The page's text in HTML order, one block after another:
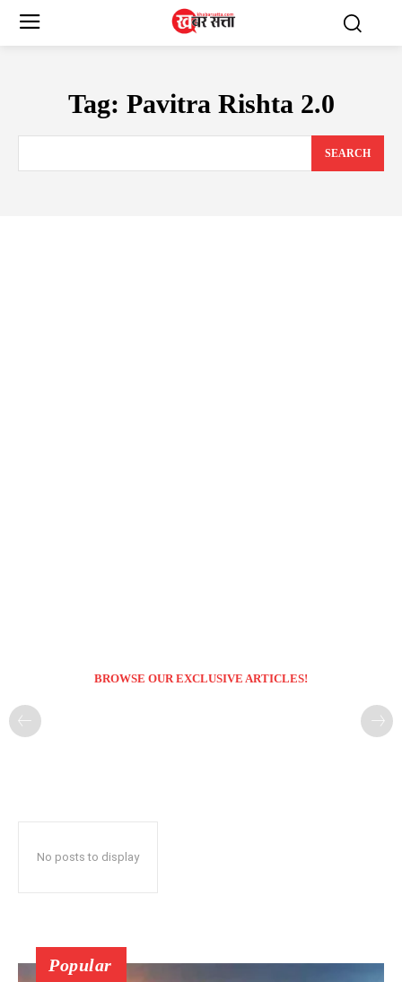
Tag: Pavitra Rishta 2.0
SEARCH
BROWSE OUR EXCLUSIVE ARTICLES!
No posts to display
Popular